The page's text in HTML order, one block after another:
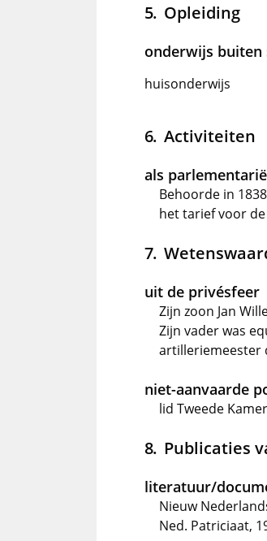
Opleiding
onderwijs buiten
huisonderwijs
Activiteiten
als
Behoorde in
het tarief voor
uit de privésfeer
Zijn zoon Jan
Zijn vader was
artilleriemeester
niet-aanvaarde
lid Tweede
Publicaties
literatuur/
Nieuw
Ned. Patriciaat,